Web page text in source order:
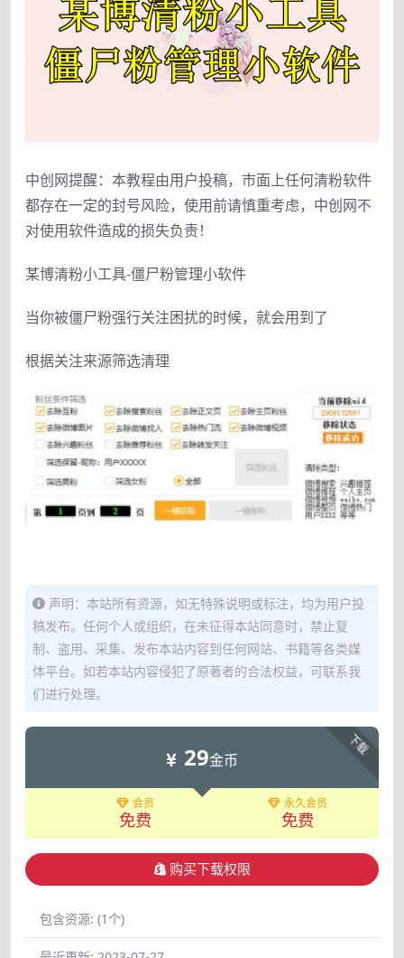
中创网提醒：本教程由用户投稿，市面上任何清粉软件
都存在一定的封号风险，使用前请慎重考虑，中创网不
对使用软件造成的损失负责！
某博清粉小工具-僵尸粉管理小软件
当你被僵尸粉强行关注困扰的时候，就会用到了
根据关注来源筛选清理
声明：本站所有资源，如无特殊说明或标注，均为用户投
稿发布。任何个人或组织，在未征得本站同意时，禁止复
制、盗用、采集、发布本站内容到任何网站、书籍等各类媒
体平台。如若本站内容侵犯了原著者的合法权益，可联系我
们进行处理。
下载
29金币
会员
免费
永久会员
免费
购买下载权限
包含资源: (1个)